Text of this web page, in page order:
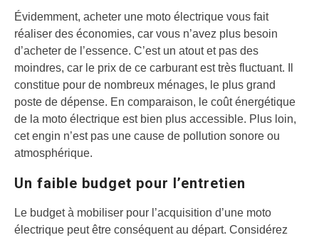
Évidemment, acheter une moto électrique vous fait
réaliser des économies, car vous n’avez plus besoin
d’acheter de l’essence. C’est un atout et pas des
moindres, car le prix de ce carburant est très fluctuant. Il
constitue pour de nombreux ménages, le plus grand
poste de dépense. En comparaison, le coût énergétique
de la moto électrique est bien plus accessible. Plus loin,
cet engin n’est pas une cause de pollution sonore ou
atmosphérique.
Un faible budget pour l’entretien
Le budget à mobiliser pour l’acquisition d’une moto
électrique peut être conséquent au départ. Considérez